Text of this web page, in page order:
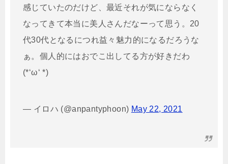
感じていたのだけど、最近それが気にならなく
なってきて本当に美人さんだなーって思う。20
代30代となるにつれ益々魅力的になるだろうな
ぁ。個人的にはおでこ出してる方が好きだわ
(*‘ω‘ *)
— イロハ (@anpantyphoon) May 22, 2021